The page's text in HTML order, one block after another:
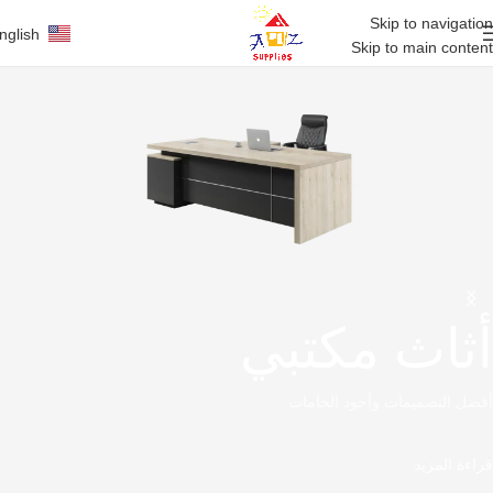
Skip to navigation
Skip to main content